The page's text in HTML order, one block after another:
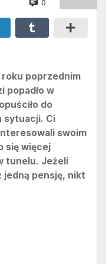
0
roku poprzednim
popadło w
do
sytuacji. Ci
swoim
się więcej
tunelu. Jeżeli
jedną pensję, nikt